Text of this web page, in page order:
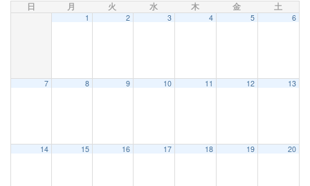
日 月 火 水 木 金 土
1 2 3 4 5 6
7 8 9 10 11 12 13
14 15 16 17 18 19 20